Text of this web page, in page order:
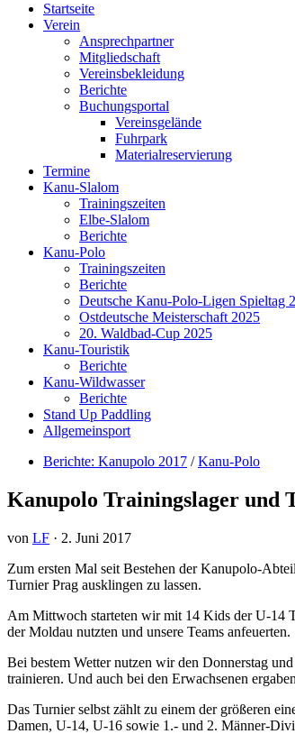
Startseite
Verein
Ansprechpartner
Mitgliedschaft
Vereinsbekleidung
Berichte
Buchungsportal
Vereinsgelände
Fuhrpark
Materialreservierung
Termine
Kanu-Slalom
Trainingszeiten
Elbe-Slalom
Berichte
Kanu-Polo
Trainingszeiten
Berichte
Deutsche Kanu-Polo-Ligen Spieltag
Ostdeutsche Meisterschaft 2025
20. Waldbad-Cup 2025
Kanu-Touristik
Berichte
Kanu-Wildwasser
Berichte
Stand Up Paddling
Allgemeinsport
Berichte: Kanupolo 2017 / Kanu-Polo
Kanupolo Trainingslager und
von LF · 2. Juni 2017
Zum ersten Mal seit Bestehen der Kanupolo-
Turnier Prag ausklingen zu lassen.
Am Mittwoch starteten wir mit 14 Kids der U-14
der Moldau nutzten und unsere Teams anfeuerten.
Bei bestem Wetter nutzen wir den Donnerstag
trainieren. Und auch bei den Erwachsenen
Das Turnier selbst zählt zu einem der größeren
Damen, U-14, U-16 sowie 1.- und 2. Männer-